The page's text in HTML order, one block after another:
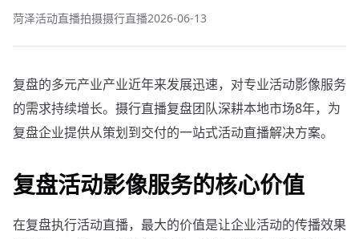
菏泽活动直播拍摄摄行直播2026-06-13
复盘的多元产业产业近年来发展迅速，对专业活动影像服务
的需求持续增长。摄行直播复盘团队深耕本地市场8年，为
复盘企业提供从策划到交付的一站式活动直播解决方案。
复盘活动影像服务的核心价值
在复盘执行活动直播，最大的价值是让企业活动的传播效果